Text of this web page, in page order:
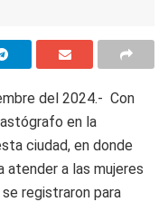
del 2024.- Con
en la
ciudad, en donde
atender a las mujeres
registraron para